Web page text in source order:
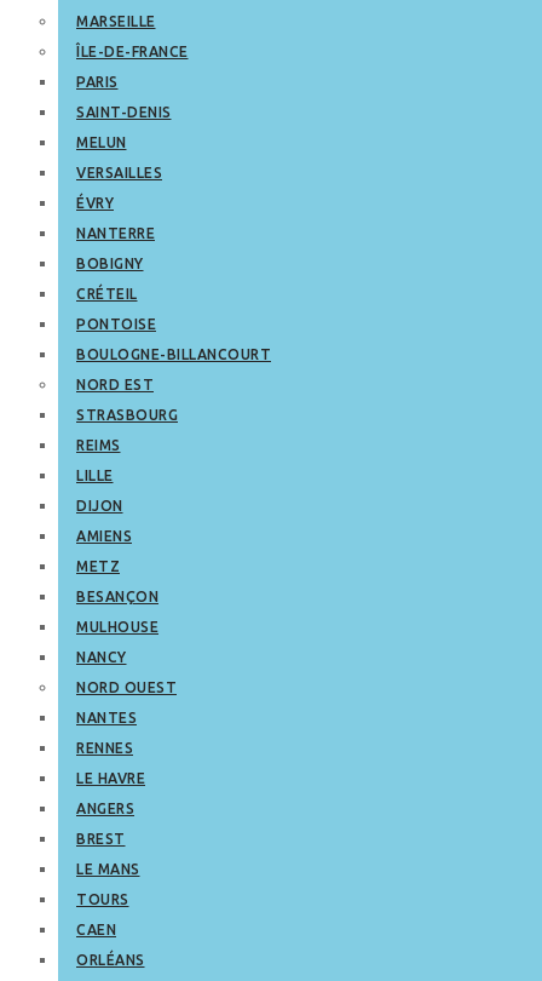
MARSEILLE
ÎLE-DE-FRANCE
PARIS
SAINT-DENIS
MELUN
VERSAILLES
ÉVRY
NANTERRE
BOBIGNY
CRÉTEIL
PONTOISE
BOULOGNE-BILLANCOURT
NORD EST
STRASBOURG
REIMS
LILLE
DIJON
AMIENS
METZ
BESANÇON
MULHOUSE
NANCY
NORD OUEST
NANTES
RENNES
LE HAVRE
ANGERS
BREST
LE MANS
TOURS
CAEN
ORLÉANS